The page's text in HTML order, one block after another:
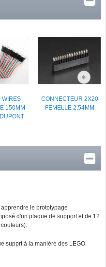
WIRES
150MM
CONNECTEUR 2X20
FEMELLE 2,54MM
le prototypage
d'un plaque de support et de 12
supprt à la manière des LEGO.